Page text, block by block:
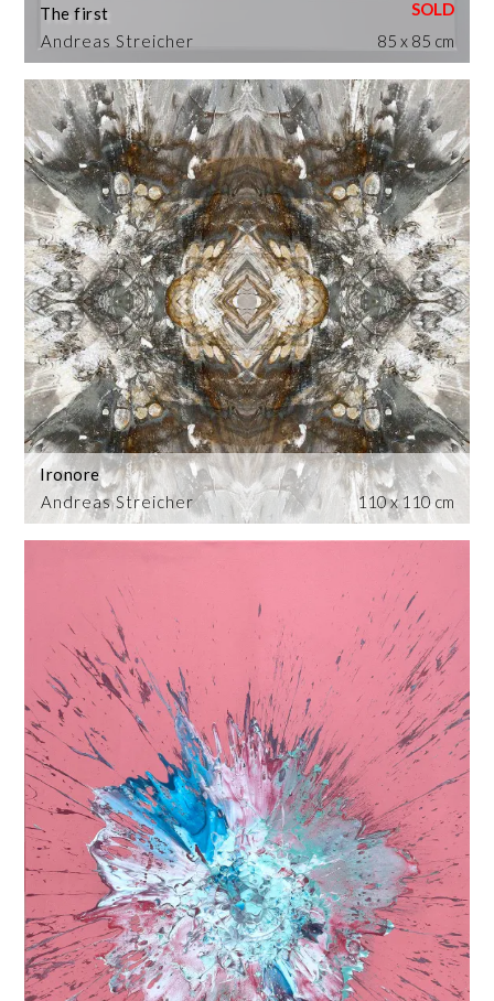
Andreas Streicher
The first
85 x 85 cm
Andreas Streicher
Ironore
110 x 110 cm